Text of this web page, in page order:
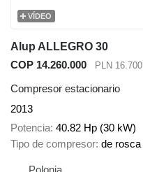
VÍDEO
Alup ALLEGRO 30
COP 14.260.000
PLN 16.700
Compresor estacionario
2013
Potencia 40.82 Hp (30 kW)
Tipo de compresor de rosca